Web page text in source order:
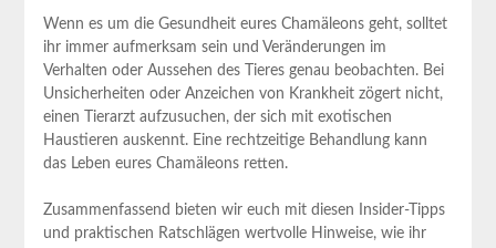
Wenn es um die Gesundheit eures Chamäleons geht, solltet
ihr immer aufmerksam sein und Veränderungen im
Verhalten oder Aussehen des Tieres genau beobachten. Bei
Unsicherheiten oder Anzeichen von Krankheit zögert nicht,
einen Tierarzt aufzusuchen, der sich mit exotischen
Haustieren auskennt. Eine rechtzeitige Behandlung kann
das Leben eures Chamäleons retten.
Zusammenfassend bieten wir euch mit diesen Insider-Tipps
und praktischen Ratschlägen wertvolle Hinweise, wie ihr